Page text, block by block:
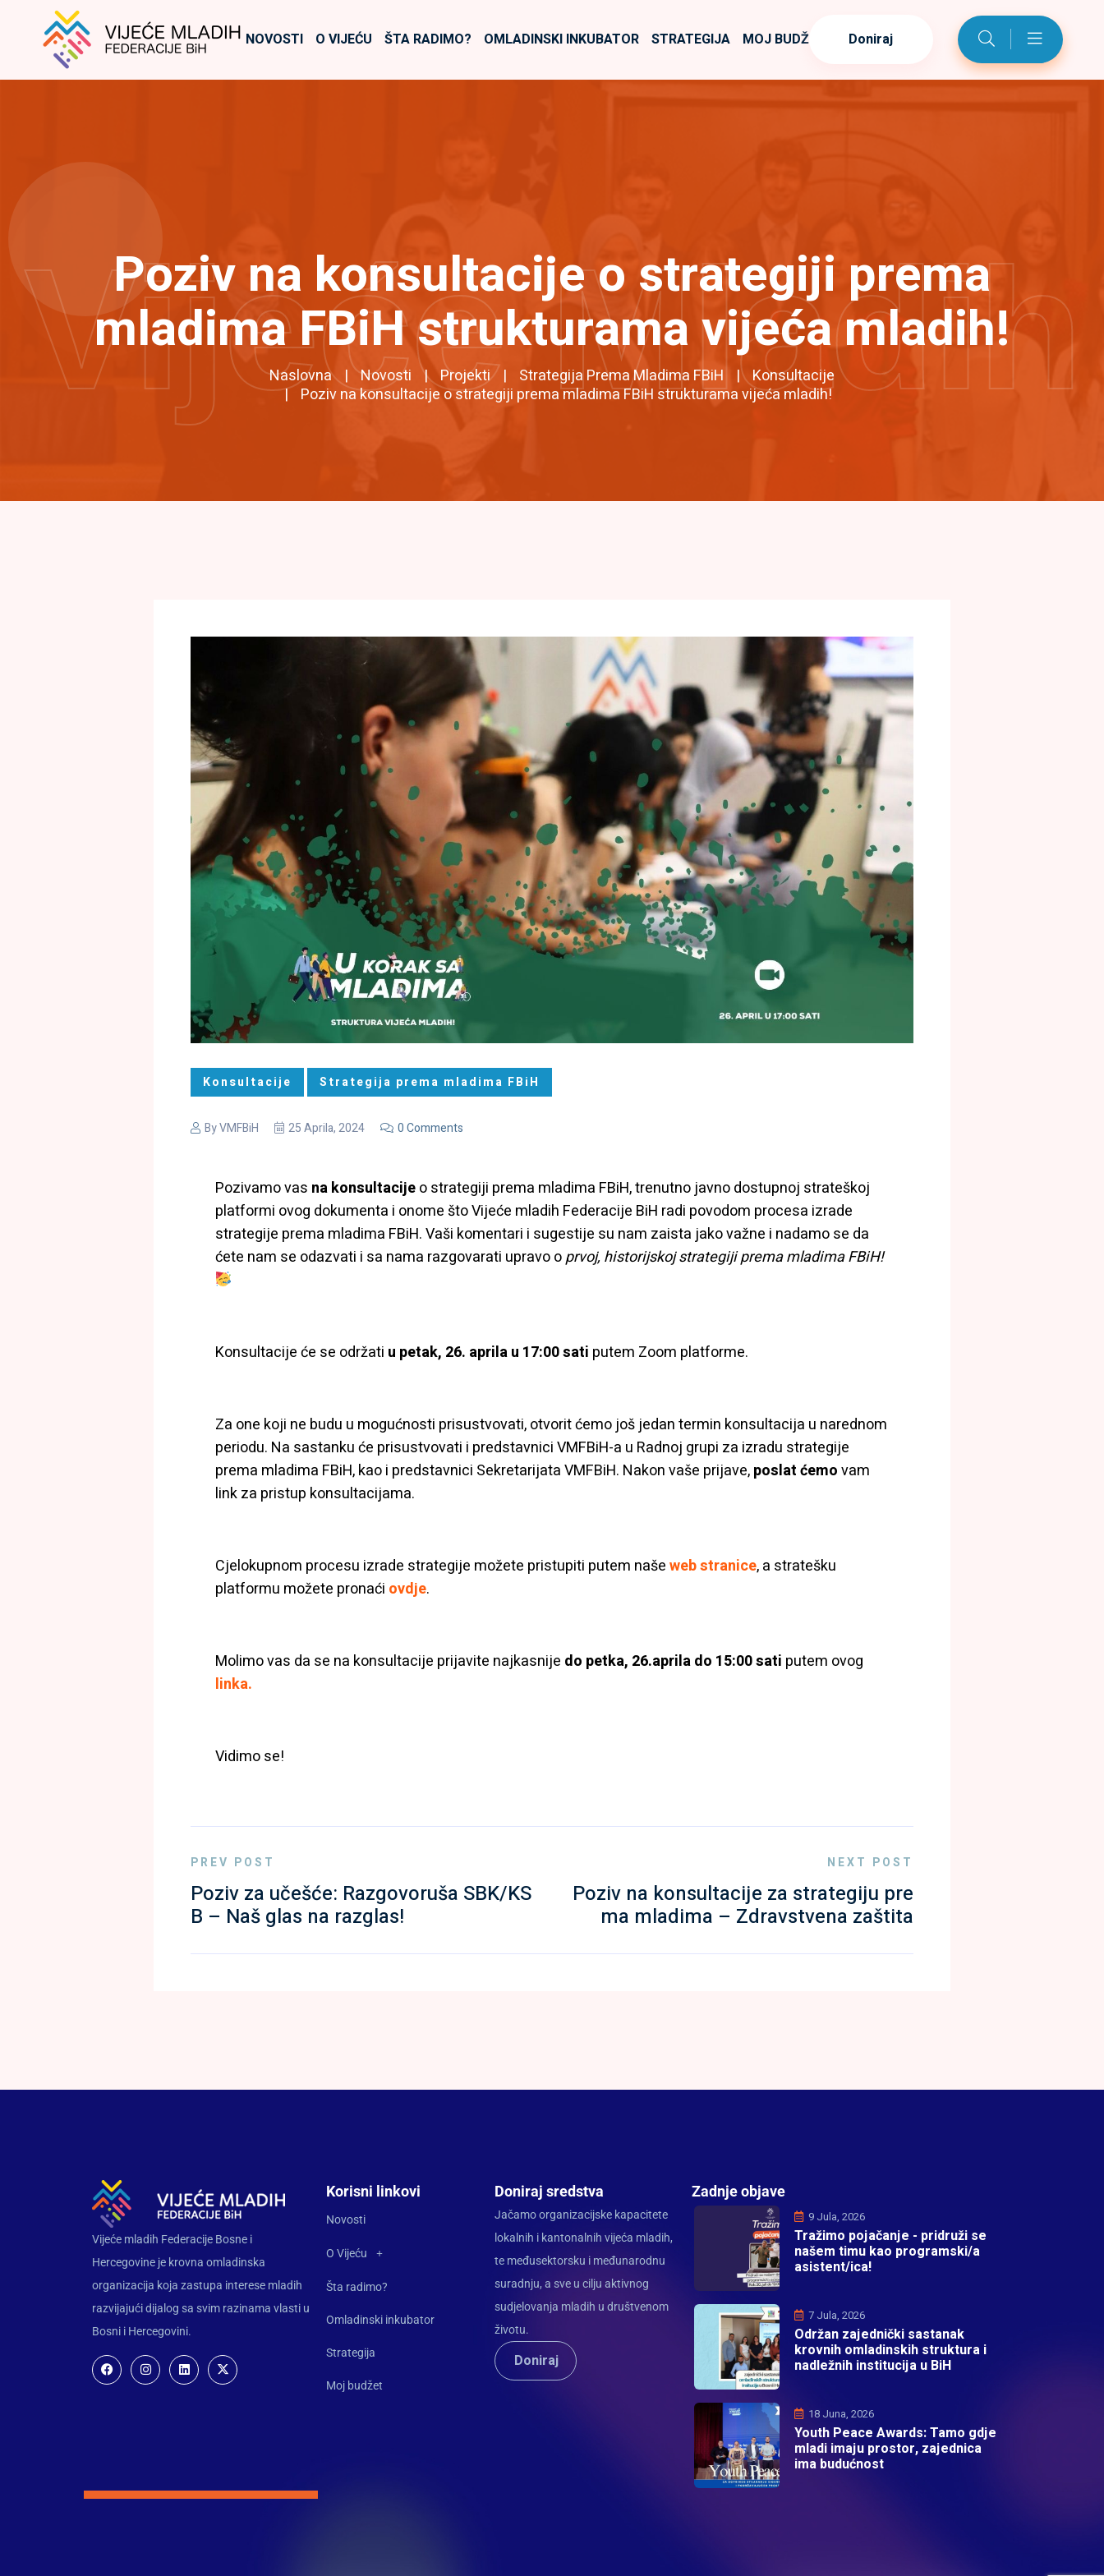
NOVOSTI O VIJEĆU ŠTA RADIMO? OMLADINSKI INKUBATOR STRATEGIJA MOJ BUDŽET Doniraj
Poziv na konsultacije o strategiji prema
mladima FBiH strukturama vijeća mladih!
Naslovna Novosti Projekti Strategija Prema Mladima FBiH
Konsultacije
Poziv na konsultacije o strategiji prema mladima FBiH strukturama vijeća mladih!
Vijeće Mladih
Konsultacije Strategija prema mladima FBiH
ByVMFBiH 25 Aprila, 2024 0 Comments
Pozivamo vas na konsultacijeo strategiji prema mladima FBiH, trenutno javno dostupnoj strateškoj
platformi ovog dokumenta i onome što Vijeće mladih Federacije BiH radi povodom procesa izrade
strategije prema mladima FBiH. Vaši komentari i sugestije su nam zaista jako važne i nadamo se da
ćete nam se odazvati i sa nama razgovarati upravo oprvoj, historijskoj strategiji prema mladima FBiH!
Konsultacije će se održati u petak, 26. aprila u 17:00 sati putem Zoom platforme.
Za one koji ne budu u mogućnosti prisustvovati, otvorit ćemo još jedan termin konsultacija u narednom
periodu. Na sastanku će prisustvovati i predstavnici VMFBiH-a u Radnoj grupi za izradu strategije
prema mladima FBiH, kao i predstavnici Sekretarijata VMFBiH. Nakon vaše prijave,poslat ćemovam
link za pristup konsultacijama.
Cjelokupnom procesu izrade strategije možete pristupiti putem našeweb stranice, a stratešku
platformu možete pronaći ovdje.
Molimo vas da se na konsultacije prijavite najkasnije do petka, 26.aprila do 15:00 sati putem ovog
linka.
Vidimo se!
PREV POST
Poziv za učešće: Razgovoruša SBK/KS
B – Naš glas na razglas!
NEXT POST
Poziv na konsultacije za strategiju pre
ma mladima – Zdravstvena zaštita
Vijeće mladih Federacije Bosne i
Hercegovine je krovna omladinska
organizacija koja zastupa interese mladih
razvijajući dijalog sa svim razinama vlasti u
Bosni i Hercegovini.
Korisni linkovi
Novosti
O Vijeću
Šta radimo?
Omladinski inkubator
Strategija
Moj budžet
Doniraj sredstva
Jačamo organizacijske kapacitete
lokalnih i kantonalnih vijeća mladih,
te međusektorsku i međunarodnu
suradnju, a sve u cilju aktivnog
sudjelovanja mladih u društvenom
životu.
Doniraj
Zadnje objave
9 Jula, 2026
Tražimo pojačanje - pridruži se
našem timu kao programski/a
asistent/ica!
7 Jula, 2026
Održan zajednički sastanak
krovnih omladinskih struktura i
nadležnih institucija u BiH
18 Juna, 2026
Youth Peace Awards: Tamo gdje
mladi imaju prostor, zajednica
ima budućnost